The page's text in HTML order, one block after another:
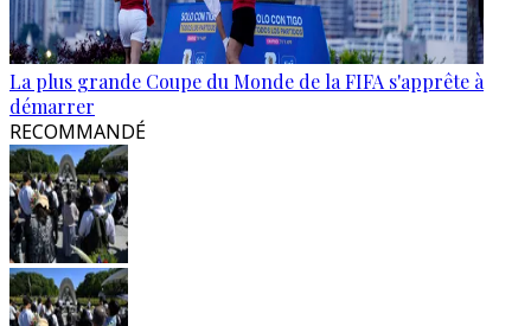
La plus grande Coupe du Monde de la FIFA s'apprête à
démarrer
RECOMMANDÉ